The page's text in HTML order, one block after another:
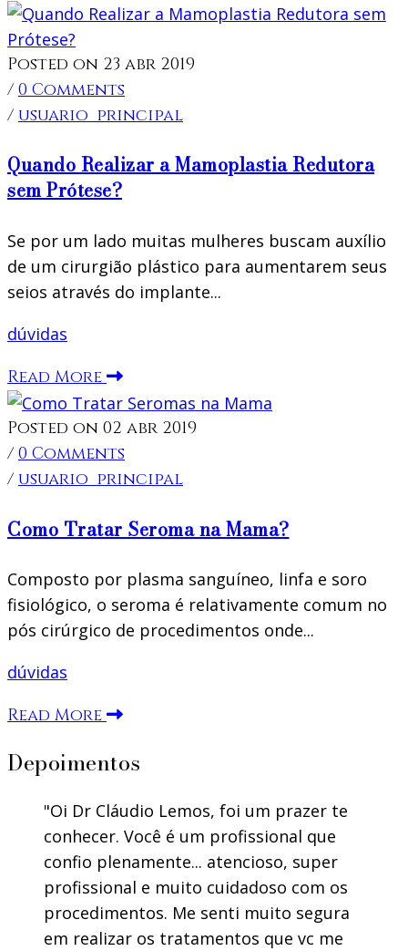
Posted on 23 abr 2019
/ 0 Comments
/ usuario_principal
Quando Realizar a Mamoplastia Redutora
sem Prótese?
Se por um lado muitas mulheres buscam auxílio
de um cirurgião plástico para aumentarem seus
seios através do implante...
dúvidas
Read More
Posted on 02 abr 2019
/ 0 Comments
/ usuario_principal
Como Tratar Seroma na Mama?
Composto por plasma sanguíneo, linfa e soro
fisiológico, o seroma é relativamente comum no
pós cirúrgico de procedimentos onde...
dúvidas
Read More
Depoimentos
Oi Dr Cláudio Lemos, foi um prazer te
conhecer. Você é um profissional que
confio plenamente... atencioso, super
profissional e muito cuidadoso com os
procedimentos. Me senti muito segura
em realizar os tratamentos que vc me